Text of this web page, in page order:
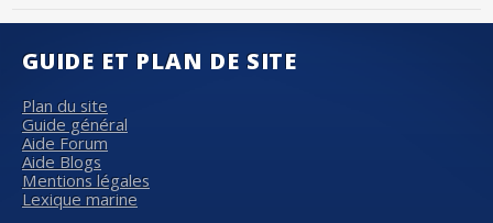
GUIDE ET PLAN DE SITE
Plan du site
Guide général
Aide Forum
Aide Blogs
Mentions légales
Lexique marine